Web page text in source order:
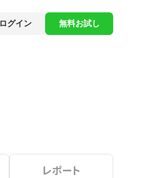
ログイン 無料お試し
レポート